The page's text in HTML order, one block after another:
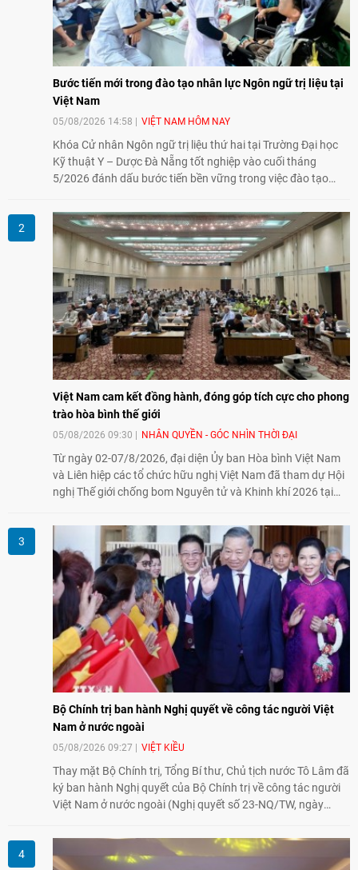
Bước tiến mới trong đào tạo nhân lực Ngôn ngữ trị liệu tại
Việt Nam
05/08/2026 14:58 VIỆT NAM HÔM NAY
Khóa Cử nhân Ngôn ngữ trị liệu thứ hai tại Trường Đại học
Kỹ thuật Y – Dược Đà Nẵng tốt nghiệp vào cuối tháng
5/2026 đánh dấu bước tiến bền vững trong việc đào tạo
tại Việt Nam.
Việt Nam cam kết đồng hành, đóng góp tích cực cho phong
trào hòa bình thế giới
05/08/2026 09:30 NHÂN QUYỀN - GÓC NHÌN THỜI ĐẠI
Từ ngày 02-07/8/2026, đại diện Ủy ban Hòa bình Việt Nam
và Liên hiệp các tổ chức hữu nghị Việt Nam đã tham dự Hội
nghị Thế giới chống bom Nguyên tử và Khinh khí 2026 tại
đồng hành cùng với phong trào hoà bình của nhân dân
Nhật Bản và thế giới ủng hộ giải trừ vũ khí hạt nhân của Việt
Nam.
Bộ Chính trị ban hành Nghị quyết về công tác người Việt
Nam ở nước ngoài
05/08/2026 09:27 VIỆT KIỀU
Thay mặt Bộ Chính trị, Tổng Bí thư, Chủ tịch nước Tô Lâm đã
ký ban hành Nghị quyết của Bộ Chính trị về công tác người
Việt Nam ở nước ngoài (Nghị quyết số 23-NQ/TW, ngày